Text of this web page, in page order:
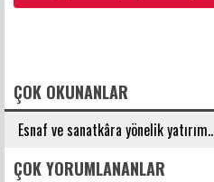
ÇOK OKUNANLAR
Esnaf ve sanatkâra yönelik
ÇOK YORUMLANANLAR